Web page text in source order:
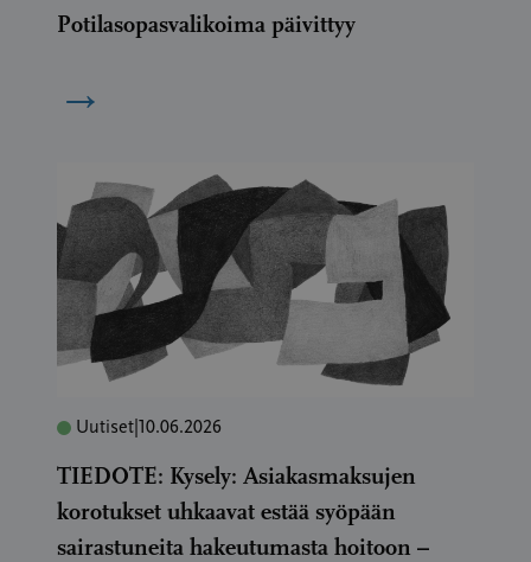
Potilasopasvalikoima päivittyy
→
Uutiset 10.06.2026
TIEDOTE: Kysely: Asiakasmaksujen
korotukset uhkaavat estää syöpään
sairastuneita hakeutumasta hoitoon –